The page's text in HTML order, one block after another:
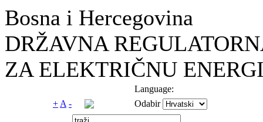
Bosna i Hercegovina
DRŽAVNA
ZA ELEKTRIČNU
Language:
+ A - Odabir